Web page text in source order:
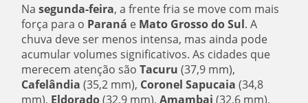
Nasegunda-feira, a frente fria se move com mais
força para o Paraná e Mato Grosso do Sul. A
chuva deve ser menos intensa, mas ainda pode
acumular volumes significativos. As cidades que
merecem atenção sãoTacuru (37,9 mm),
Cafelândia (35,2 mm), Coronel Sapucaia (34,8
mm), Eldorado(32,9 mm),Amambai (32,6 mm),